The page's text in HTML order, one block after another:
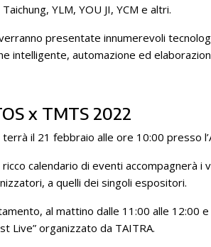
YLM, YOU JI, YCM e altri.
presentate innumerevoli
intelligente, automazione ed
x TMTS 2022
il 21 febbraio alle ore 10:00 presso
calendario di eventi accompagnerà i
a quelli dei singoli espositori.
al mattino dalle 11:00 alle 12:00
Live” organizzato da TAITRA.